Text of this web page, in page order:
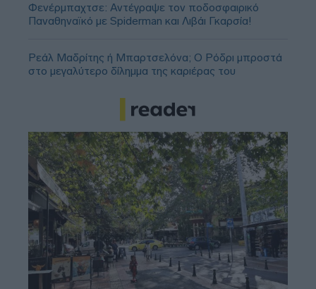
Φενέρμπαχτσε: Αντέγραψε τον ποδοσφαιρικό
Παναθηναϊκό με Spiderman και Λιβάι Γκαρσία!
Ρεάλ Μαδρίτης ή Μπαρτσελόνα; Ο Ρόδρι μπροστά
στο μεγαλύτερο δίλημμα της καριέρας του